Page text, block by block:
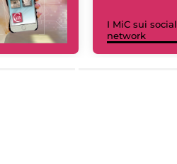
I MiC sui social
network